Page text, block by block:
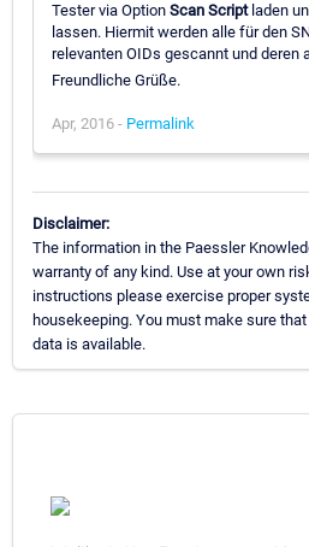
Tester via Option Scan Scriptladen
lassen. Hiermit werden alle für den
relevanten OIDs gescannt und deren
Freundliche Grüße.
Apr, 2016 - Permalink
Disclaimer:
The information in the Paessler
warranty of any kind. Use at your own
instructions please exercise proper
housekeeping. You must make sure
data is available.